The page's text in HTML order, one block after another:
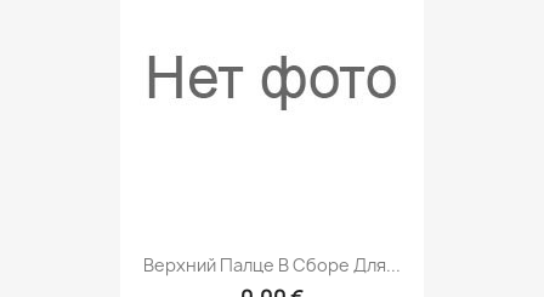
Верхний Палце В Сборе Для...